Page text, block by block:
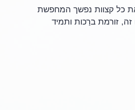
כל קצוות נפשך המחפשת
זורמת ברַכות ותמיד